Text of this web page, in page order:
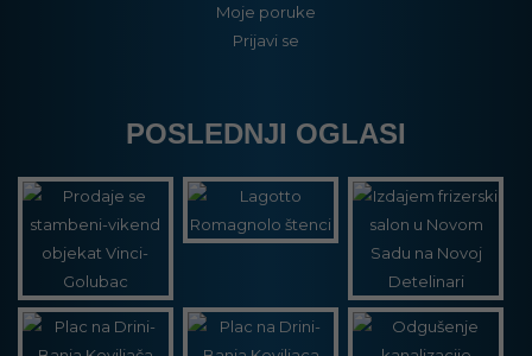
Moje poruke
Prijavi se
POSLEDNJI OGLASI